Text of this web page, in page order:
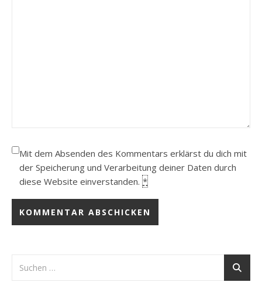
Mit dem Absenden des Kommentars erklärst du dich mit
der Speicherung und Verarbeitung deiner Daten durch
diese Website einverstanden. *